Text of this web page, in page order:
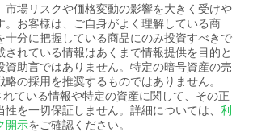
市場リスクや価格変動の影響を大きく受けや
。お客様は、ご自身がよく理解している商
十分に把握している商品にのみ投資すべきで
されている情報はあくまで情報提供を目的と
資助言ではありません。特定の暗号資産の売
の採用を推奨するものではありません。
ている情報や特定の資産に関して、その正
を一切保証しません。詳細については、 利
開示をご確認ください。